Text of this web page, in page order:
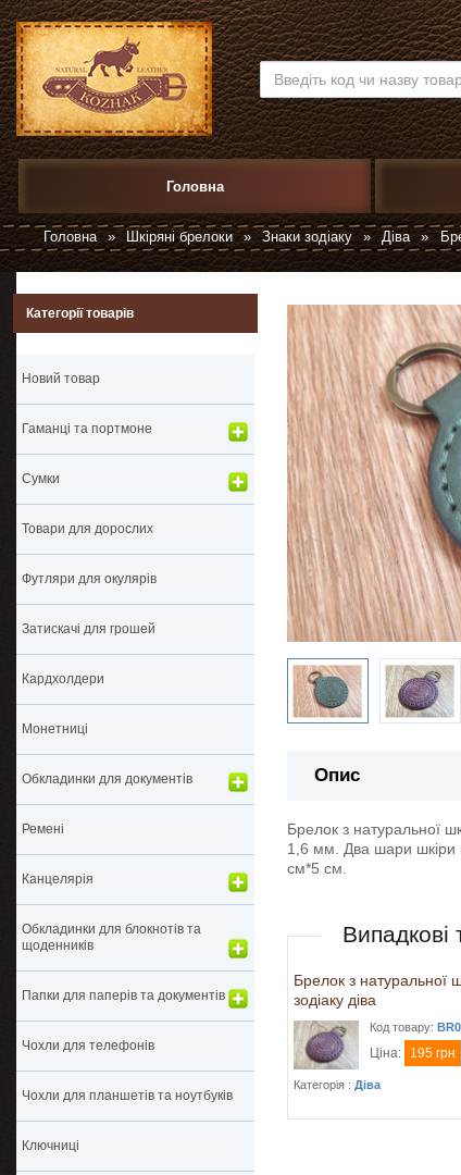
Головна
Головна » Шкіряні брелоки » Знаки зодіаку » Діва »
Категорії товарів
Новий товар
Гаманці та портмоне
Сумки
Товари для дорослих
Футляри для окулярів
Затискачі для грошей
Кардхолдери
Монетниці
Обкладинки для документів
Ремені
Канцелярія
Обкладинки для блокнотів та
щоденників
Папки для паперів та документів
Чохли для телефонів
Чохли для планшетів та ноутбуків
Ключниці
Опис
Брелок з натуральної
1,6 мм. Два шари шкіри
см*5 см.
Випадкові
Брелок з натуральної
зодіаку діва
Код товару:
Ціна: 195 грн
Категорія : Діва